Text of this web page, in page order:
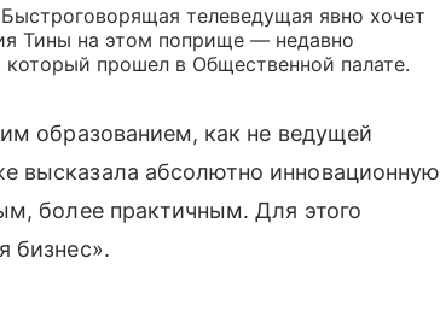
телеведущая явно хочет
Тины на этом поприще — недавно
прошел в Общественной палате.
образованием, как не ведущей
абсолютно инновационную
более практичным. Для этого
бизнес».